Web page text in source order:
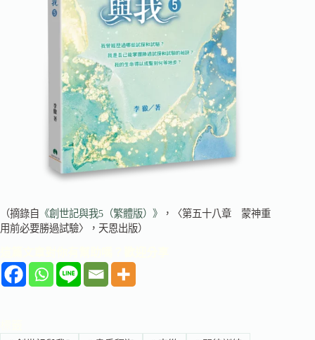
（摘錄自 《創世記與我5（繁體版）》
，〈第五十八章 蒙神重
用前必要勝過試驗〉，天恩出版）